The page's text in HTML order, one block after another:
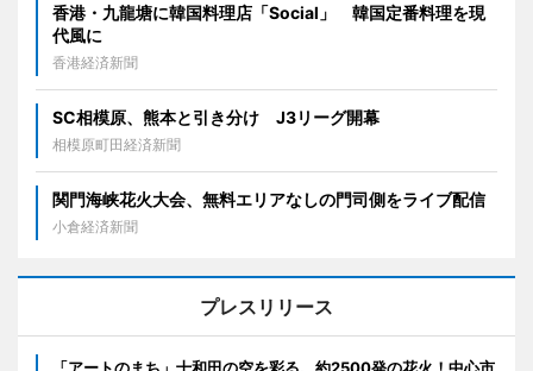
香港・九龍塘に韓国料理店「Social」 韓国定番料理を現
代風に
香港経済新聞
SC相模原、熊本と引き分け J3リーグ開幕
相模原町田経済新聞
関門海峡花火大会、無料エリアなしの門司側をライブ配信
小倉経済新聞
プレスリリース